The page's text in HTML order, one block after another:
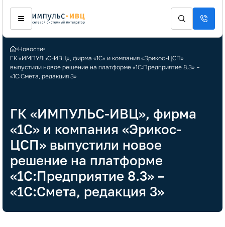
Новости
ГК «ИМПУЛЬС-ИВЦ», фирма «1С» и компания «Эрикос-ЦСП»
выпустили новое решение на платформе «1С:Предприятие 8.3» –
«1С:Смета, редакция 3»
ГК «ИМПУЛЬС-ИВЦ», фирма
«1С» и компания «Эрикос-
ЦСП» выпустили новое
решение на платформе
«1С:Предприятие 8.3» –
«1С:Смета, редакция 3»